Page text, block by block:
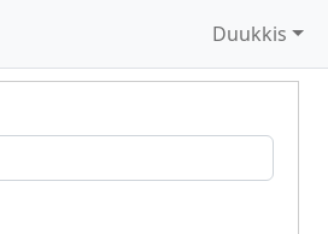
Duukkis